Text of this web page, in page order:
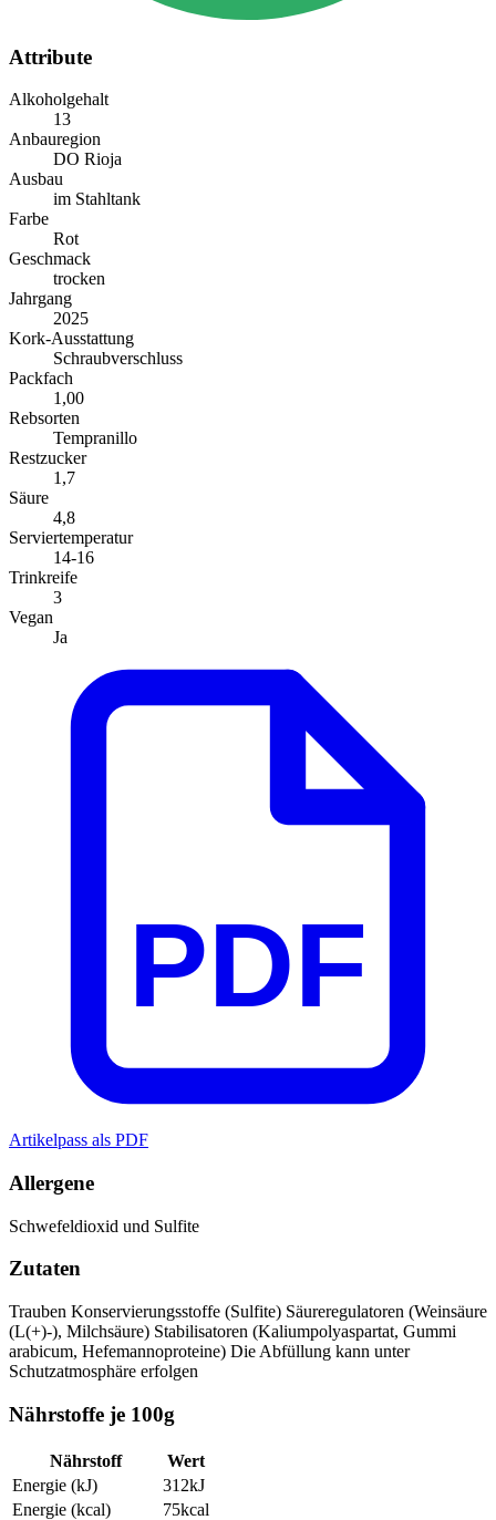
Attribute
Alkoholgehalt
13
Anbauregion
DO Rioja
Ausbau
im Stahltank
Farbe
Rot
Geschmack
trocken
Jahrgang
2025
Kork-Ausstattung
Schraubverschluss
Packfach
1,00
Rebsorten
Tempranillo
Restzucker
1,7
Säure
4,8
Serviertemperatur
14-16
Trinkreife
3
Vegan
Ja
PDF
Artikelpass als PDF
Allergene
Schwefeldioxid und Sulfite
Zutaten
Trauben Konservierungsstoffe (Sulfite) Säureregulatoren (Weinsäure
(L(+)-), Milchsäure) Stabilisatoren (Kaliumpolyaspartat, Gummi
arabicum, Hefemannoproteine) Die Abfüllung kann unter
Schutzatmosphäre erfolgen
Nährstoffe je 100g
Nährstoff
Wert
Energie (kJ)
312kJ
Energie (kcal)
75kcal